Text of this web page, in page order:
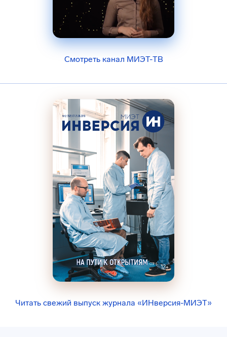
Смотреть канал МИЭТ-ТВ
Читать свежий выпуск журнала «ИНверсия-МИЭТ»